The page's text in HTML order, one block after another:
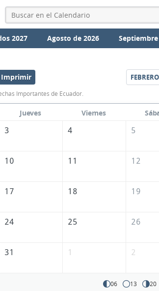
2027 Agosto de 2026
Imprimir FEBRERO
Importantes de Ecuador.
Jueves Viernes
3 4 5
10 11 12
17 18 19
24 25 26
31 1 2
06 13 20